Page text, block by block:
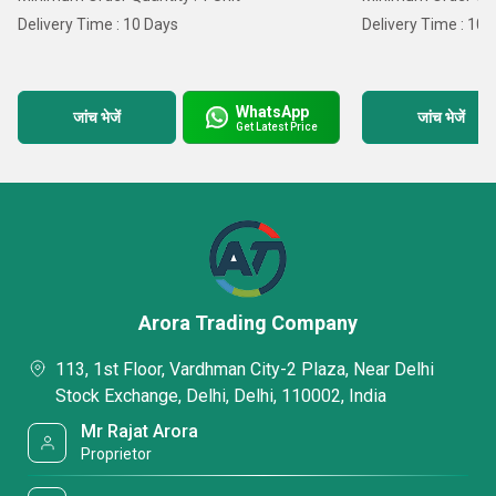
Delivery Time : 10 Days
जांच भेजें WhatsApp
Get Latest Price
Delivery Time : 10
जांच भेजें
Arora Trading Company
113, 1st Floor, Vardhman City-2 Plaza, Near Delhi
Stock Exchange, Delhi, Delhi, 110002, India
Mr Rajat Arora
Proprietor